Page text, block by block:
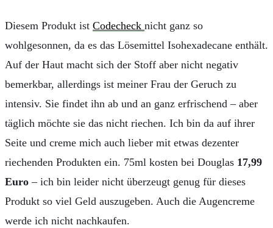
Diesem Produkt ist Codecheck nicht ganz so
wohlgesonnen, da es das Lösemittel Isohexadecane enthält.
Auf der Haut macht sich der Stoff aber nicht negativ
bemerkbar, allerdings ist meiner Frau der Geruch zu
intensiv. Sie findet ihn ab und an ganz erfrischend – aber
täglich möchte sie das nicht riechen. Ich bin da auf ihrer
Seite und creme mich auch lieber mit etwas dezenter
riechenden Produkten ein. 75ml kosten bei Douglas 17,99
Euro – ich bin leider nicht überzeugt genug für dieses
Produkt so viel Geld auszugeben. Auch die Augencreme
werde ich nicht nachkaufen.